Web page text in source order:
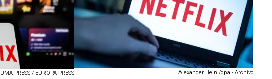
PRESS / EUROPA PRESS Alexander Heinl/dpa - Archivo